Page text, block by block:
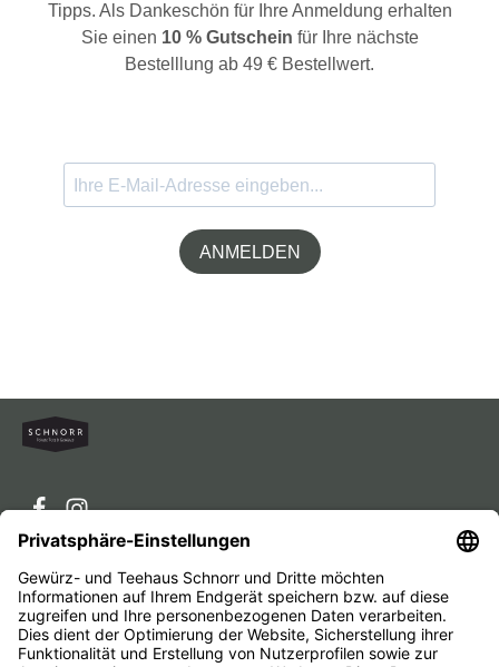
Tipps. Als Dankeschön für Ihre Anmeldung erhalten
Sie einen 10 % Gutschein für Ihre nächste
Bestelllung ab 49 € Bestellwert.
ANMELDEN
Service-Hotline
Service